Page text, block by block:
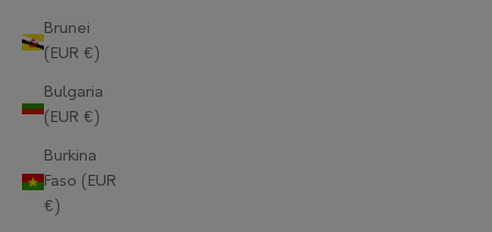
Brunei
(EUR €)
Bulgaria
(EUR €)
Burkina
Faso (EUR
€)